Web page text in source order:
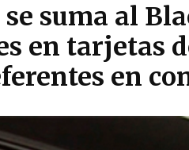
suma al
en tarjetas
en